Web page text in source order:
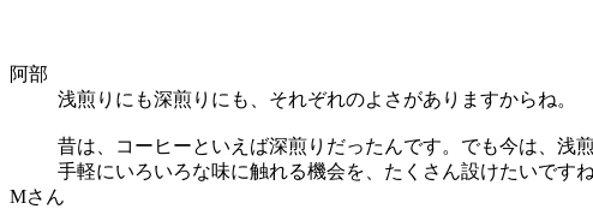
阿部
浅煎りにも深煎りにも、それぞれのよさがありますからね。
昔は、コーヒーといえば深煎りだったんです。でも今は、浅
手軽にいろいろな味に触れる機会を、たくさん設けたいですね
Mさん